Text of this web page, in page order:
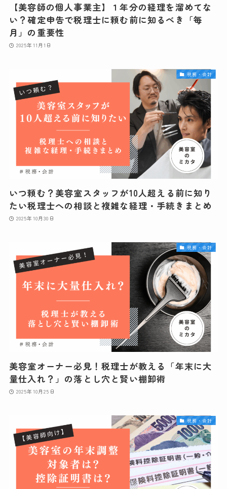
【美容師の個人事業主】１年分の経理を溜めてな
い？確定申告で税理士に頼む前に知るべき「毎
月」の重要性
2025年11月1日
税務・会計
いつ頼む？美容室スタッフが10人超える前に知り
たい税理士への相談と複雑な経理・手続きまとめ
2025年10月30日
税務・会計
美容室オーナー必見！税理士が教える「年末に大
量仕入れ？」の落とし穴と賢い棚卸術
2025年10月25日
税務・会計